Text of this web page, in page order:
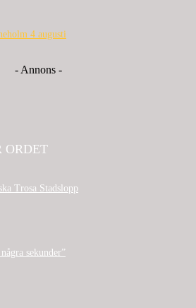
4 augusti
- Annons -
ORDET
Trosa Stadslopp
sekunder”